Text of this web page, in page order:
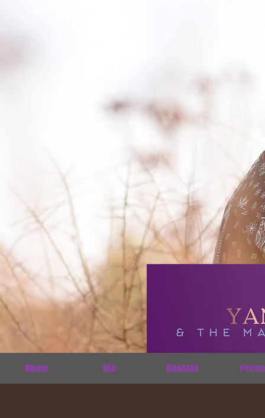
Home Bio Kontakt